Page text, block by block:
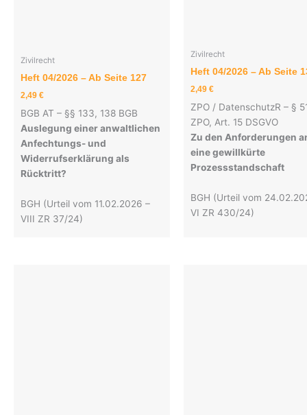
Zivilrecht
Heft 04/2026 – Ab Seite 127
2,49 €
BGB AT – §§ 133, 138 BGB
Auslegung einer anwaltlichen
Anfechtungs- und
Widerrufserklärung als
Rücktritt?
BGH (Urteil vom 11.02.2026 –
VIII ZR 37/24)
Zivilrecht
Heft 04/2026 – Ab Seite
2,49 €
ZPO / DatenschutzR – §
ZPO, Art. 15 DSGVO
Zu den Anforderungen
eine gewillkürte
Prozessstandschaft
BGH (Urteil vom
VI ZR 430/24)